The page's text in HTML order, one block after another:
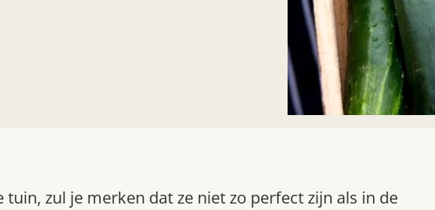
tuin, zul je merken dat ze niet zo perfect zijn als in de